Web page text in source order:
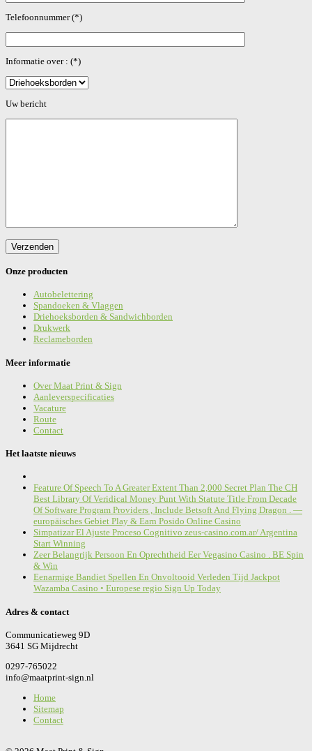
Telefoonnummer (*)
Informatie over : (*)
Gelieve dit veld leeg te laten.
Uw bericht
Onze producten
Autobelettering
Spandoeken & Vlaggen
Driehoeksborden & Sandwichborden
Drukwerk
Reclameborden
Meer informatie
Over Maat Print & Sign
Aanleverspecificaties
Vacature
Route
Contact
Het laatste nieuws
Feature Of Speech To A Greater Extent Than 2,000 Secret Plan The CH
Best Library Of Veridical Money Punt With Statute Title From Decade
Of Software Program Providers , Include Betsoft And Flying Dragon . —
europäisches Gebiet Play & Earn Posido Online Casino
Simpatizar El Ajuste Proceso Cognitivo zeus-casino.com.ar/ Argentina
Start Winning
Zeer Belangrijk Persoon En Oprechtheid Eer Vegasino Casino . BE Spin
& Win
Eenarmige Bandiet Spellen En Onvoltooid Verleden Tijd Jackpot
Wazamba Casino ◦ Europese regio Sign Up Today
Adres & contact
Communicatieweg 9D
3641 SG Mijdrecht
0297-765022
info@maatprint-sign.nl
Home
Sitemap
Contact